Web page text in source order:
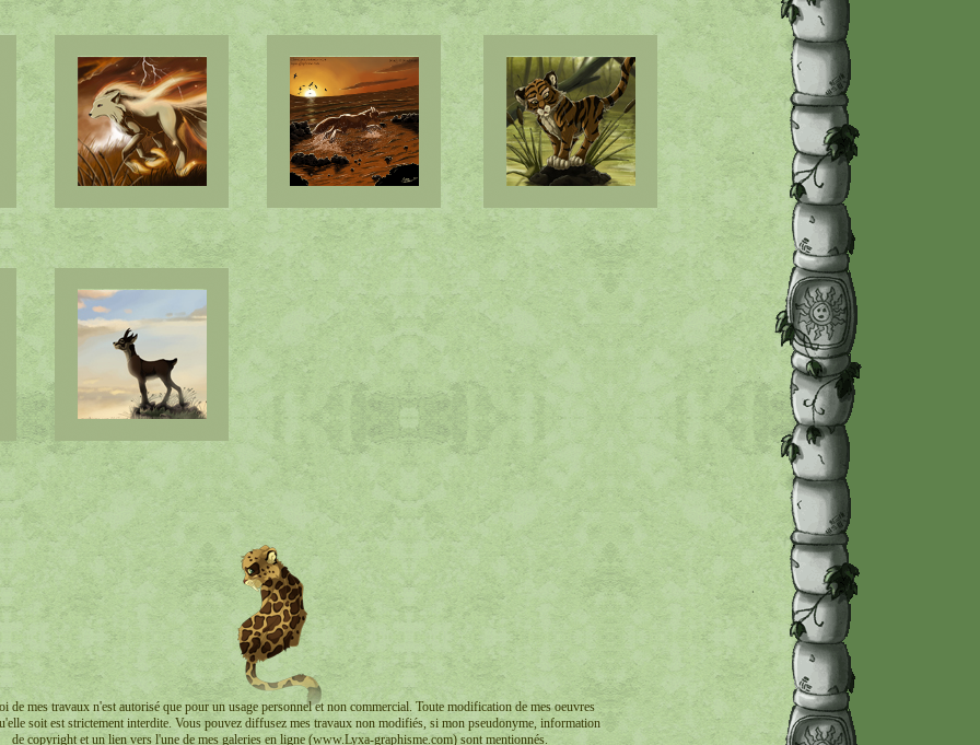
de mes travaux n'est autorisé que pour un usage personnel et non commercial. Toute modification de mes oeuvres
soit est strictement interdite. Vous pouvez diffusez mes travaux non modifiés, si mon pseudonyme, information
de copyright et un lien vers l'une de mes galeries en ligne (www.Lyxa-graphisme.com) sont mentionnés.